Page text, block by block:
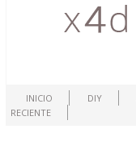
INICIO DIY
RECIENTE